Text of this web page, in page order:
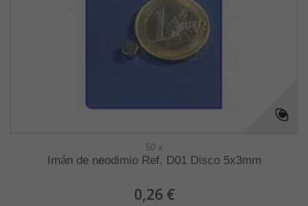
50 x
Imán de neodimio Ref. D01 Disco 5x3mm
0,26 €